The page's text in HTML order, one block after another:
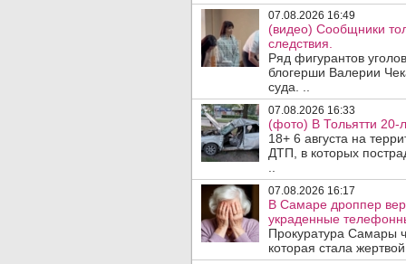
07.08.2026 16:49
(видео) Сообщники
следствия.
Ряд фигурантов
блогерши Валерии
суда. ..
07.08.2026 16:33
(фото) В Тольятти 20-
18+ 6 августа на
ДТП, в которых
07.08.2026 16:17
В Самаре дроппер
украденные
Прокуратура Самары
которая стала